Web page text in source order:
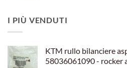
I PIÙ VENDUTI
KTM rullo bilanciere
58036061090 - rocker